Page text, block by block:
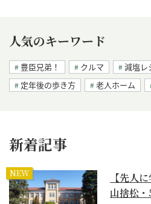
人気のキーワード
豊臣兄弟！ クルマ 減塩レ
定年後の歩き方
老人ホーム
新着記事
NEW
【先人
山捨松